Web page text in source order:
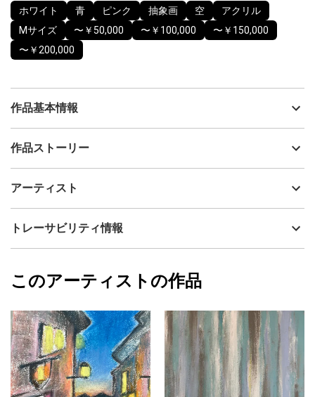
ホワイト 青 ピンク 抽象画 空
アクリル
Mサイズ
〜￥50,000 〜￥100,000
〜￥150,000
〜￥200,000
作品基本情報
出品者
制作年
アクリル
カラー
ホワイト
ジャンル
抽象画
配送目安
二週間以内
作品ストーリー
その瞬間に見えるのは、やわらかな希望の色です。
誤差が生じる場合がございます。
※お届けの際は、この作品の雰囲気に合わせた白の額装を予定して
アーティスト
Mitsuho Sugawara
フォローする
トレーサビリティ情報
Mitsuho Sugawara
このアーティストの作品